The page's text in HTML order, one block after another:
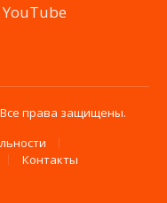
YouTube
Все права защищены.
Контакты